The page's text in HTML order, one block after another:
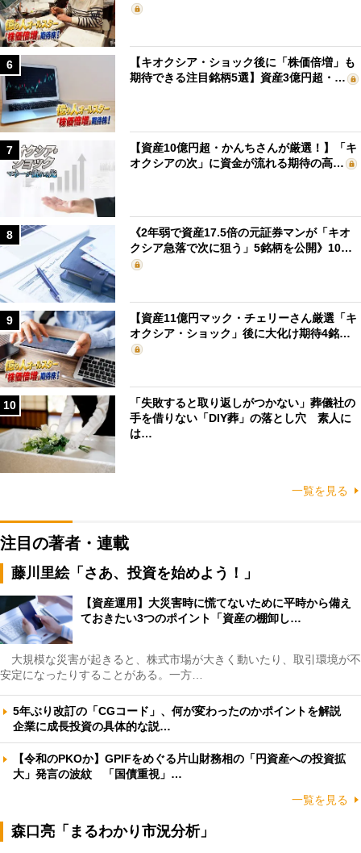
6
【キオクシア・ショック後に「株価倍増」も
期待できる注目銘柄5選】資産3億円超・…
7
【資産10億円超・かんちさんが厳選！】「キ
オクシアの次」に資金が流れる期待の高…
8
《2年弱で資産17.5倍の元証券マンが「キオ
クシア急落で次に狙う」5銘柄を公開》10…
9
【資産11億円マック・チェリーさん厳選「キ
オクシア・ショック」後に大化け期待4銘…
10
「失敗すると取り返しがつかない」葬儀社の
手を借りない「DIY葬」の落とし穴 素人に
は…
一覧を見る
注目の著者・連載
藤川里絵「さあ、投資を始めよう！」
【資産運用】大災害時に慌てないために平時から備え
ておきたい3つのポイント「資産の棚卸し…
大規模な災害が起きると、株式市場が大きく動いたり、取引環境が不
安定になったりすることがある。一方…
5年ぶり改訂の「CGコード」、何が変わったのかポイントを解説
企業に成長投資の具体的な説…
【令和のPKOか】GPIFをめぐる片山財務相の「円資産への投資拡
大」発言の波紋 「国債重視」…
一覧を見る
森口亮「まるわかり市況分析」